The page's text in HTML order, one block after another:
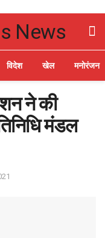
विदेश खेल मनोरंजन
ने की
मंडल